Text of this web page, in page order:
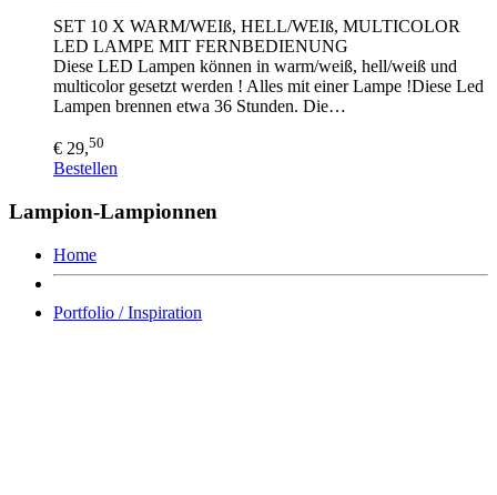
SET 10 X WARM/WEIß, HELL/WEIß, MULTICOLOR
LED LAMPE MIT FERNBEDIENUNG
Diese LED Lampen können in warm/weiß, hell/weiß und
multicolor gesetzt werden ! Alles mit einer Lampe !Diese Led
Lampen brennen etwa 36 Stunden. Die…
€ 29,50
Bestellen
Lampion-Lampionnen
Home
Portfolio / Inspiration